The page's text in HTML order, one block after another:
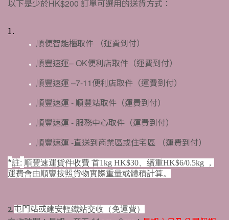
以下是少於HK$200 訂單可選用的送貨方式：
1.
順便智能櫃取件
（運費到付）
順豐速運– OK便利店取件（運費到付）
順豐速運 –7-11便利店取件（運費到付）
順豐速運 -順豐站取件（運費到付）
順豐速運 - 服務中心取件（運費到付）
順豐速運 -直送到商業區或住宅區
（運費到付）
*註: 順豐速運貨件收費 首1kg HK$30、續重HK$6/0.5kg ，
運費會由順豐按照貨物實際重量或體積計算。
2.屯門站或建安輕鐵站交收 （免運費）